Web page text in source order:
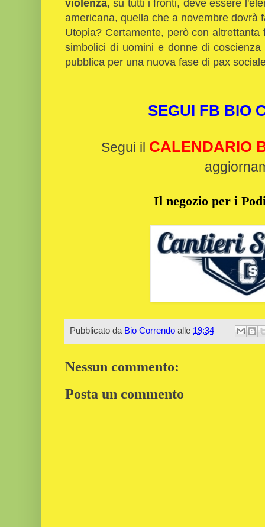
violenza, su tutti i fronti, deve essere
americana, quella che a novembre dovrà
Utopia? Certamente, però con
simbolici di uomini e donne di
pubblica per una nuova fase di pax
SEGUI FB BIO
Segui il CALENDARIO
Il negozio per i
Pubblicato da Bio Correndo alle 19:34
Nessun commento:
Posta un commento